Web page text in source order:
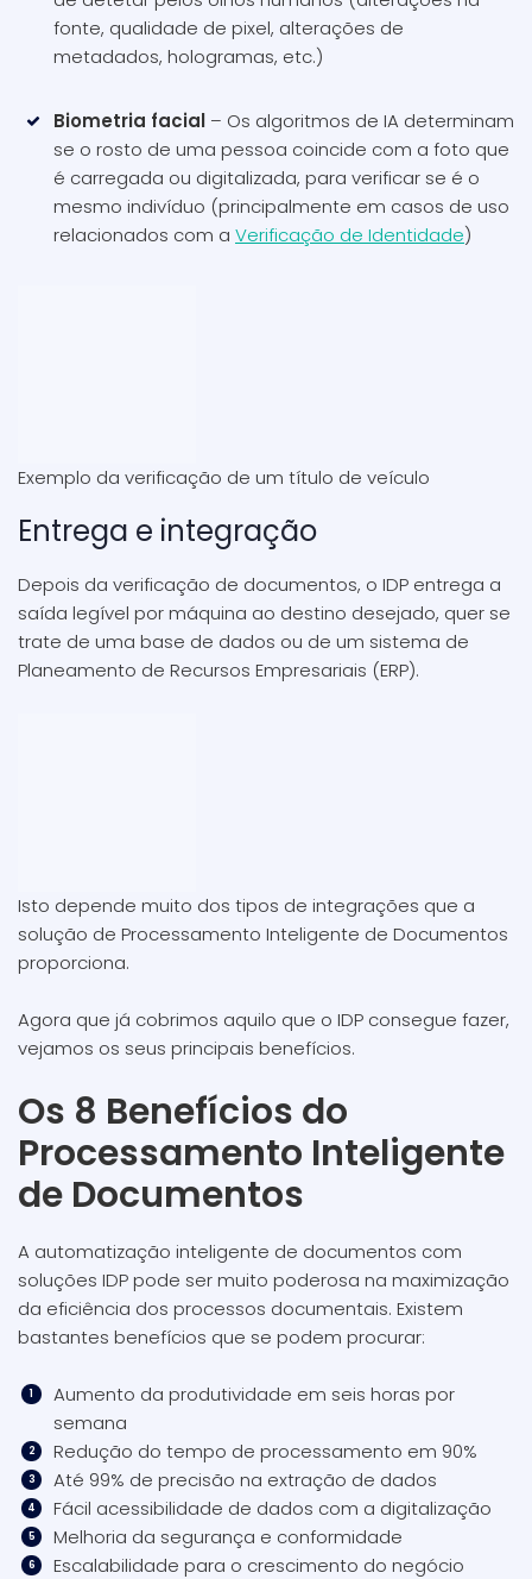
fonte, qualidade de pixel, alterações de
metadados, hologramas, etc.)
Biometria facial – Os algoritmos de IA determinam
se o rosto de uma pessoa coincide com a foto que
é carregada ou digitalizada, para verificar se é o
mesmo indivíduo (principalmente em casos de uso
relacionados com a Verificação de Identidade)
Exemplo da verificação de um título de veículo
Entrega e integração
Depois da verificação de documentos, o IDP entrega a
saída legível por máquina ao destino desejado, quer se
trate de uma base de dados ou de um sistema de
Planeamento de Recursos Empresariais (ERP).
Isto depende muito dos tipos de integrações que a
solução de Processamento Inteligente de Documentos
proporciona.
Agora que já cobrimos aquilo que o IDP consegue fazer,
vejamos os seus principais benefícios.
Os 8 Benefícios do
Processamento Inteligente
de Documentos
A automatização inteligente de documentos com
soluções IDP pode ser muito poderosa na maximização
da eficiência dos processos documentais. Existem
bastantes benefícios que se podem procurar:
Aumento da produtividade em seis horas por
semana
Redução do tempo de processamento em 90%
Até 99% de precisão na extração de dados
Fácil acessibilidade de dados com a digitalização
Melhoria da segurança e conformidade
Escalabilidade para o crescimento do negócio